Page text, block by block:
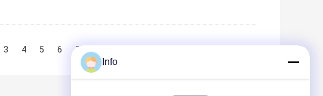
3 4 5 6 7 8
Info